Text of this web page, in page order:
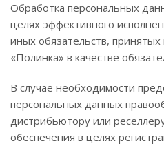
Обработка персональных
целях эффективного
иных обязательств,
«Полинка» в качестве
В случае необходимости
персональных данных
дистрибьютору или
обеспечения в целях